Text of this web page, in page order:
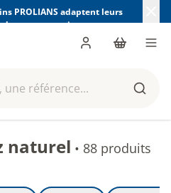
PROLIANS adaptent leurs
de votre magasin avant votre
référence...
Panier
naturel • 88 produits